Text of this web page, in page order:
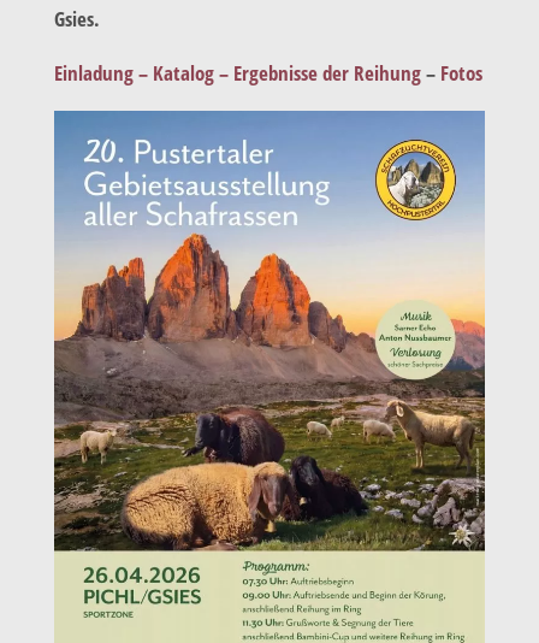
Gsies.
Einladung – Katalog – Ergebnisse der Reihung– Fotos